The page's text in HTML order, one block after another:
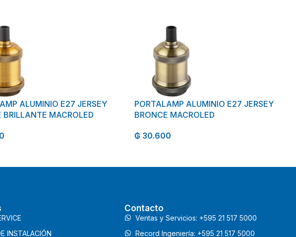
ALUMINIO E27 JERSEY
BRILLANTE MACROLED
PORTALAMP ALUMINIO E27 JERSEY
BRONCE MACROLED
₲ 30.600
INSTALACIÓN
Contacto
Ventas y Servicios: +595 21 517 5000
Record Ingeniería: +595 21 517 5000